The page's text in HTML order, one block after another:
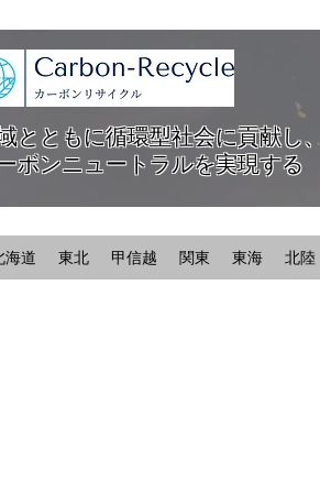
とともに循環型社会に貢献し、
ボンニュートラルを実現する
海道 東北 甲信越 関東 東海 北陸